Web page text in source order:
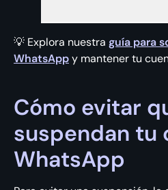
💡 Explora nuestra guía para
WhatsAppy mantener tu
Cómo evitar
suspendan tu
WhatsApp